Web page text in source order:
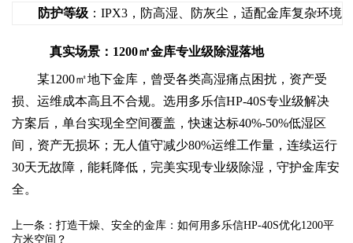
防护等级 ：IPX3，防高湿、防灰尘，适配金库复杂环境
真实场景：1200㎡金库专业级除湿落地
某1200㎡地下金库，曾受各类高湿痛点困扰，资产受
损、运维成本高且不合规。选用多乐信HP-40S专业级解决
方案后，单台实现全空间覆盖，快速达标40%-50%低湿区
间，资产无损坏；无人值守减少80%运维工作量，连续运行
30天无故障，能耗降低，完美实现专业级除湿，守护金库安
全。
上一条：打造干燥、安全的金库：如何用多乐信HP-40S优化1200平
方米空间？